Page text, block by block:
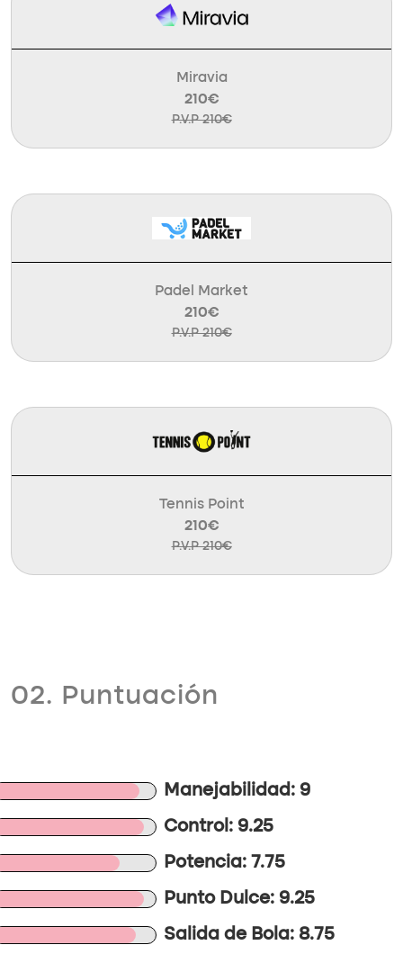
Miravia
210€
P.V.P 210€
Padel Market
210€
P.V.P 210€
Tennis Point
210€
P.V.P 210€
02. Puntuación
Manejabilidad: 9
Control: 9.25
Potencia: 7.75
Punto Dulce: 9.25
Salida de Bola: 8.75